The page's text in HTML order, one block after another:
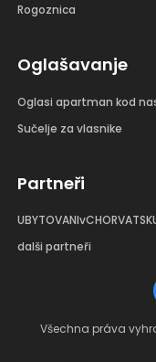
Rogoznica
Oglašavanje
Oglasi apartman kod
Sučelje za vlasnike
Partneři
dalši partneři
Všechna práva